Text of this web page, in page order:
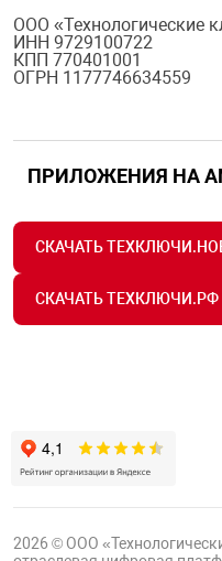
экипировка
техника
информации
ООО «Технологические
ИНН 9729100722
КПП 770401001
ОГРН 1177746634559
ПРИЛОЖЕНИЯ НА
СКАЧАТЬ
СКАЧАТЬ ТЕХКЛЮЧИ.РФ
2026 © ООО